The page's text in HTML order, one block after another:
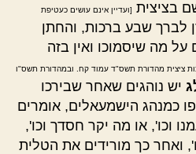
בציצית [ועדיין אינם עושים כעטיפת
לברך שבע ברכות, והחתן
על מה שיסמוכו ואין בזה
ציצית מהדורת תשס"ד עמוד קח. ובמהדורת תשס"ו
יש נוהגים שאחר שבירכו
כמנהג הישמעאלים, אומרים
וכו', או מה יקר חסדך וכו',
ואחר כך מורידים את הטלית